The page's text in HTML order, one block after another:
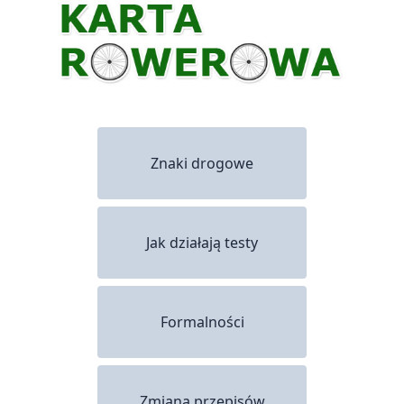
Znaki drogowe
Jak działają testy
Formalności